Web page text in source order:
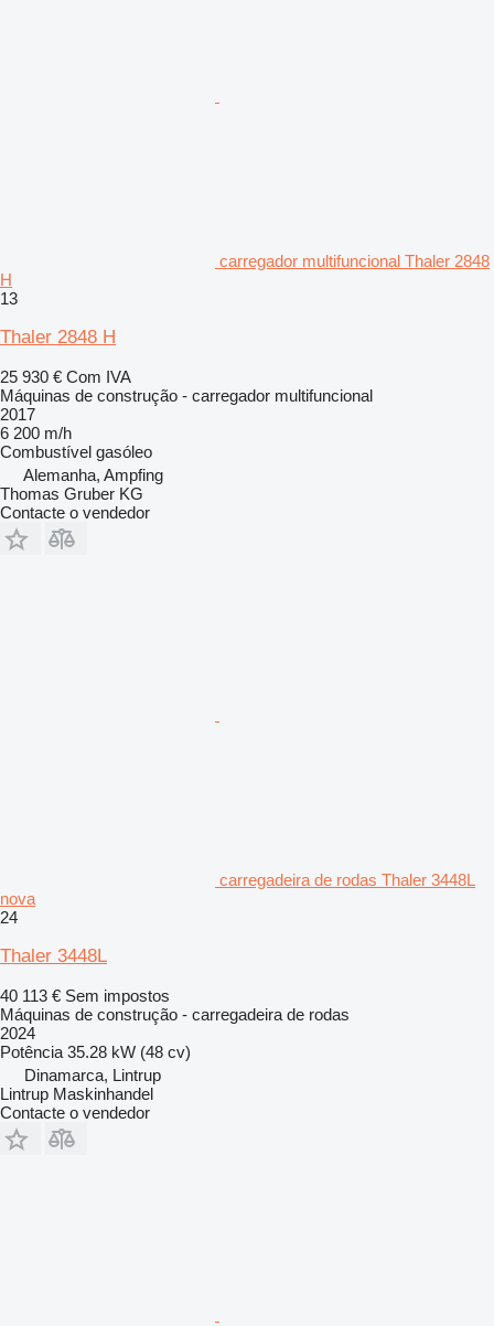
carregador multifuncional Thaler 2848
H
13
Thaler 2848 H
25 930 € Com IVA
Máquinas de construção - carregador multifuncional
2017
6 200 m/h
Combustível gasóleo
Alemanha, Ampfing
Thomas Gruber KG
Contacte o vendedor
carregadeira de rodas Thaler 3448L
nova
24
Thaler 3448L
40 113 € Sem impostos
Máquinas de construção - carregadeira de rodas
2024
Potência 35.28 kW (48 cv)
Dinamarca, Lintrup
Lintrup Maskinhandel
Contacte o vendedor